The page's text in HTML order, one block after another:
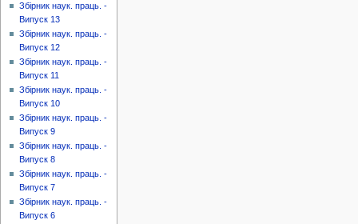
Збірник наук. праць. -
Випуск 13
Збірник наук. праць. -
Випуск 12
Збірник наук. праць. -
Випуск 11
Збірник наук. праць. -
Випуск 10
Збірник наук. праць. -
Випуск 9
Збірник наук. праць. -
Випуск 8
Збірник наук. праць. -
Випуск 7
Збірник наук. праць. -
Випуск 6